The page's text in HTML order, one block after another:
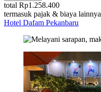
total Rp1.258.400
termasuk pajak & biaya lainnya
Hotel Dafam Pekanbaru